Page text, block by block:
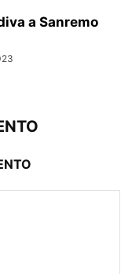
a Sanremo